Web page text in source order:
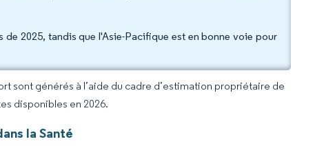
2025, tandis que l'Asie-Pacifique est en bonne voie pour
sont générés à l’aide du cadre d’estimation propriétaire de
disponibles en 2026.
la Santé